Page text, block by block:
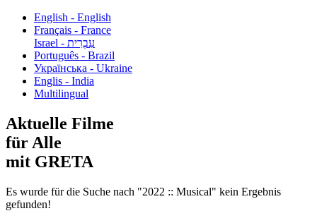
English - English
Français - France
עִבְרִית - Israel
Português - Brazil
Українська - Ukraine
Englis - India
Multilingual
Aktuelle Filme
für Alle
mit GRETA
Es wurde für die Suche nach "2022 :: Musical" kein Ergebnis
gefunden!